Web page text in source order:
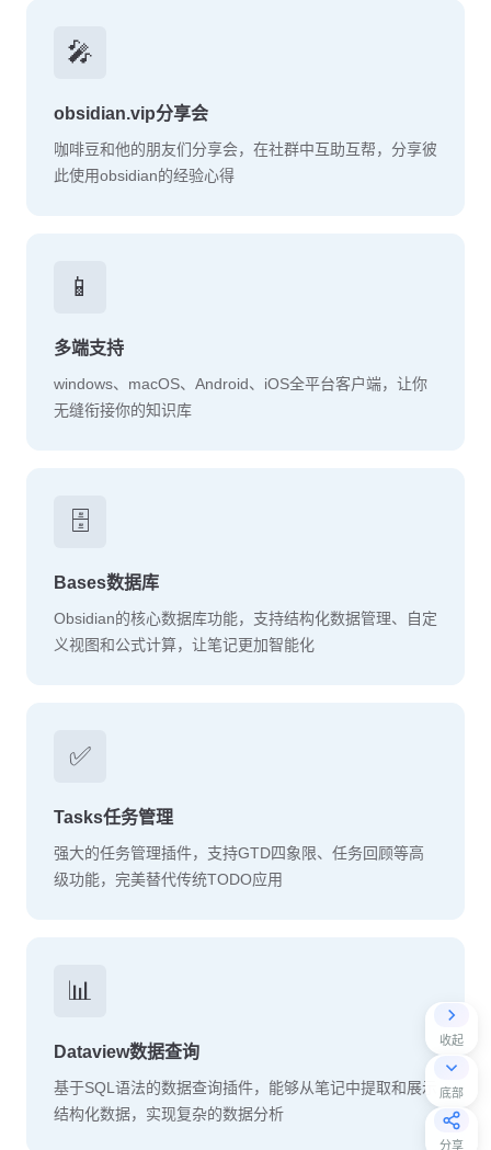
收起
底部
分享
🎤
obsidian.vip分享会
咖啡豆和他的朋友们分享会，在社群中互助互帮，分享彼
此使用obsidian的经验心得
📱
多端支持
windows、macOS、Android、iOS全平台客户端，让你
无缝衔接你的知识库
🗄️
Bases数据库
Obsidian的核心数据库功能，支持结构化数据管理、自定
义视图和公式计算，让笔记更加智能化
✅
Tasks任务管理
强大的任务管理插件，支持GTD四象限、任务回顾等高
级功能，完美替代传统TODO应用
📊
Dataview数据查询
基于SQL语法的数据查询插件，能够从笔记中提取和展示
结构化数据，实现复杂的数据分析